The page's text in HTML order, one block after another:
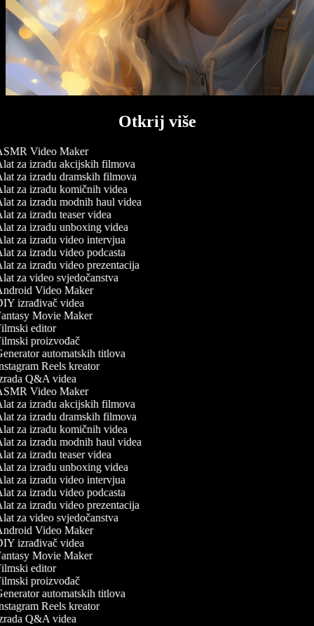
Otkrij više
Video Maker
za izradu akcijskih filmova
za izradu dramskih filmova
za izradu komičnih videa
za izradu modnih haul videa
za izradu teaser videa
za izradu unboxing videa
za izradu video intervjua
za izradu video podcasta
za izradu video prezentacija
za video svjedočanstva
Video Maker
izrađivač videa
Movie Maker
editor
proizvođač
automatskih titlova
Reels kreator
Q&A videa
Video Maker
za izradu akcijskih filmova
za izradu dramskih filmova
za izradu komičnih videa
za izradu modnih haul videa
za izradu teaser videa
za izradu unboxing videa
za izradu video intervjua
za izradu video podcasta
za izradu video prezentacija
za video svjedočanstva
Video Maker
izrađivač videa
Movie Maker
editor
proizvođač
automatskih titlova
Reels kreator
Q&A videa